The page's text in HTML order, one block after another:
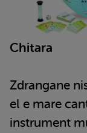
Chitara
Zdrangane
el e mare
instrument